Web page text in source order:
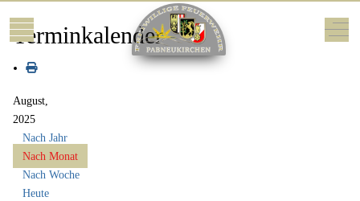
Mobile Menu Toggle Off-
Terminkalender
August,
2025
Nach Jahr
Nach Monat
Nach Woche
Heute